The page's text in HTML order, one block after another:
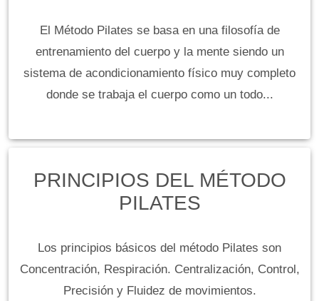
El Método Pilates se basa en una filosofía de
entrenamiento del cuerpo y la mente siendo un
sistema de acondicionamiento físico muy completo
donde se trabaja el cuerpo como un todo...
PRINCIPIOS DEL MÉTODO
PILATES
Los principios básicos del método Pilates son
Concentración, Respiración. Centralización, Control,
Precisión y Fluidez de movimientos.